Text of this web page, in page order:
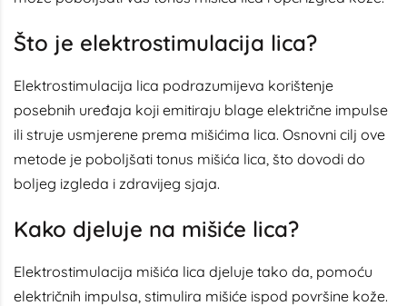
Što je elektrostimulacija lica?
Elektrostimulacija lica podrazumijeva korištenje
posebnih uređaja koji emitiraju blage električne impulse
ili struje usmjerene prema mišićima lica. Osnovni cilj ove
metode je poboljšati tonus mišića lica, što dovodi do
boljeg izgleda i zdravijeg sjaja.
Kako djeluje na mišiće lica?
Elektrostimulacija mišića lica djeluje tako da, pomoću
električnih impulsa, stimulira mišiće ispod površine kože.